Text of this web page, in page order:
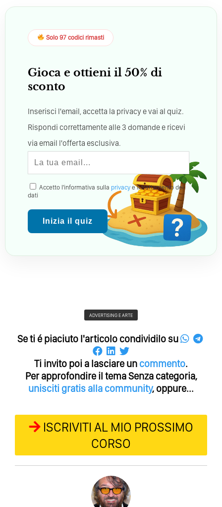
Solo 97 codici rimasti
Gioca e ottieni il 50% di
sconto
Inserisci l'email, accetta la privacy e vai al quiz.
Rispondi correttamente alle 3 domande e ricevi
via email l'offerta esclusiva.
Accetto l'informativa sulla privacy e il trattamento dei
dati
Inizia il quiz
ADVERTISING E ARTE
Se ti é piaciuto l'articolo condividilo su
Ti invito poi a lasciare un commento.
Per approfondire il tema Senza categoria,
unisciti gratis alla community, oppure...
ISCRIVITI AL MIO PROSSIMO
CORSO